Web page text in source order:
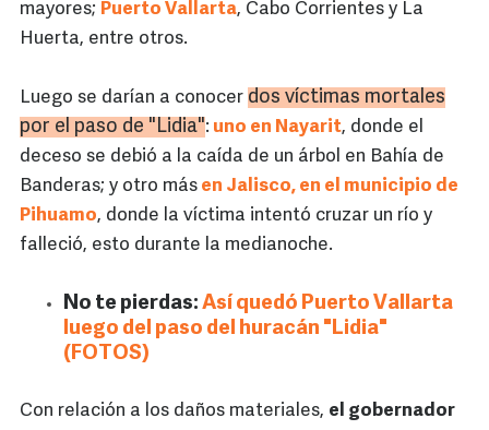
mayores; Puerto Vallarta, Cabo Corrientes y La
Huerta, entre otros.
Luego se darían a conocer dos víctimas mortales
por el paso de "Lidia": uno en Nayarit, donde el
deceso se debió a la caída de un árbol en Bahía de
Banderas; y otro más en Jalisco, en el municipio de
Pihuamo, donde la víctima intentó cruzar un río y
falleció, esto durante la medianoche.
No te pierdas: Así quedó Puerto Vallarta
luego del paso del huracán "Lidia"
(FOTOS)
Con relación a los daños materiales, el gobernador